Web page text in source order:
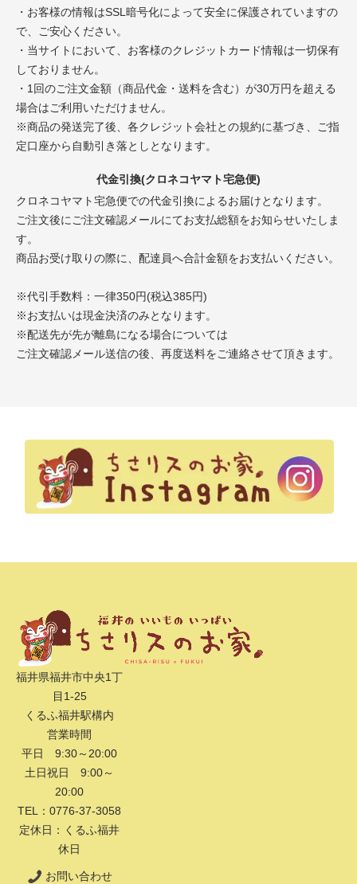
・お客様の情報はSSL暗号化によって安全に保護されていますの
で、ご安心ください。
・当サイトにおいて、お客様のクレジットカード情報は一切保有
しておりません。
・1回のご注文金額（商品代金・送料を含む）が30万円を超える
場合はご利用いただけません。
※商品の発送完了後、各クレジット会社との規約に基づき、ご指
定口座から自動引き落としとなります。
代金引換(クロネコヤマト宅急便)
クロネコヤマト宅急便での代金引換によるお届けとなります。
ご注文後にご注文確認メールにてお支払総額をお知らせいたしま
す。
商品お受け取りの際に、配達員へ合計金額をお支払いください。
※代引手数料：一律350円(税込385円)
※お支払いは現金決済のみとなります。
※配送先が先が離島になる場合については
ご注文確認メール送信の後、再度送料をご連絡させて頂きます。
福井県福井市中央1丁
目1-25
くるふ福井駅構内
営業時間
平日 9:30～20:00
土日祝日 9:00～
20:00
TEL：0776-37-3058
定休日：くるふ福井
休日
お問い合わせ